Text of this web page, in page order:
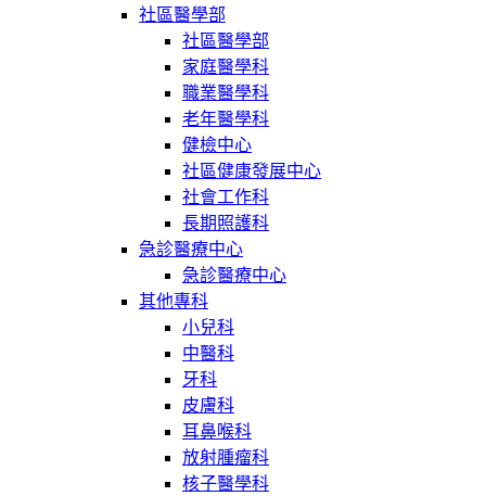
社區醫學部
社區醫學部
家庭醫學科
職業醫學科
老年醫學科
健檢中心
社區健康發展中心
社會工作科
長期照護科
急診醫療中心
急診醫療中心
其他專科
小兒科
中醫科
牙科
皮膚科
耳鼻喉科
放射腫瘤科
核子醫學科